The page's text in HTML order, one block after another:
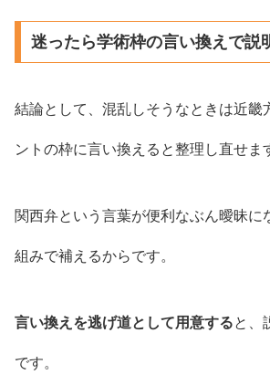
迷ったら学術枠の言い換えで説
結論として、混乱しそうなときは近畿
ントの枠に言い換えると整理し直せま
関西弁という言葉が便利なぶん曖昧に
組みで補えるからです。
言い換えを逃げ道として用意すると、
です。